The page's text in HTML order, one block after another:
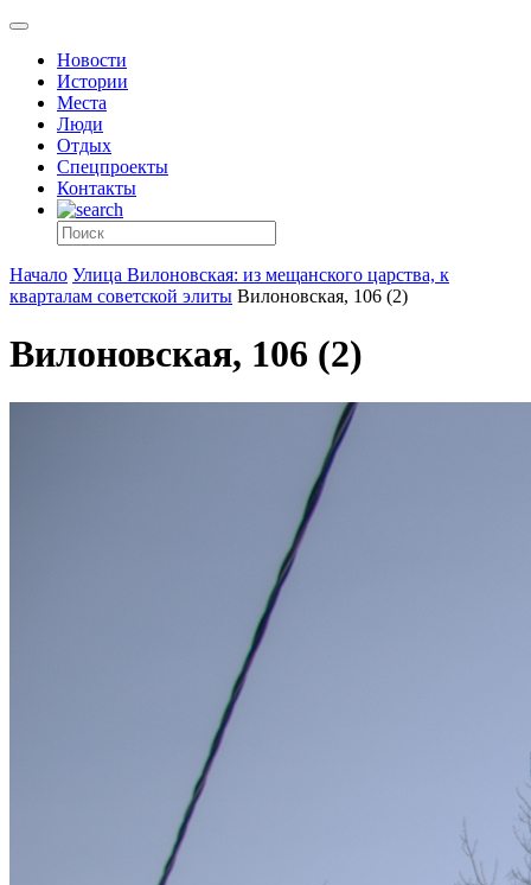
Новости
Истории
Места
Люди
Отдых
Спецпроекты
Контакты
Начало Улица Вилоновская: из мещанского царства, к
кварталам советской элиты Вилоновская, 106 (2)
Вилоновская, 106 (2)